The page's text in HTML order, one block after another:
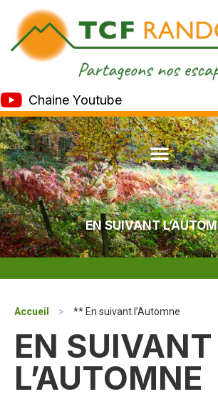
Chaine Youtube
EN SUIVANT
Accueil > ** En suivant l’Automne
EN SUIVANT
L’AUTOMNE